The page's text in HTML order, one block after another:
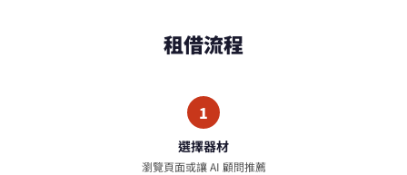
租借流程
1
選擇器材
瀏覽頁面或讓 AI 顧問推薦